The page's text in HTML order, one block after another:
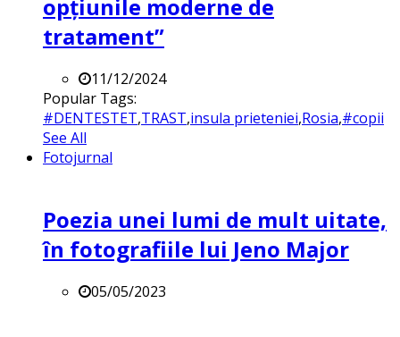
opțiunile moderne de
tratament”
11/12/2024
Popular Tags:
#DENTESTET,TRAST,insula prieteniei,Rosia,#copii
See All
Fotojurnal
Poezia unei lumi de mult uitate,
în fotografiile lui Jeno Major
05/05/2023